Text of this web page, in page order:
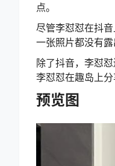
点。
尽管李怼怼在抖
一张照片都没有
除了抖音，李怼
李怼怼在趣岛上
预览图